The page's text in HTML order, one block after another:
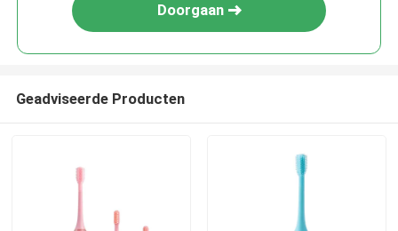
Doorgaan
Geadviseerde Producten